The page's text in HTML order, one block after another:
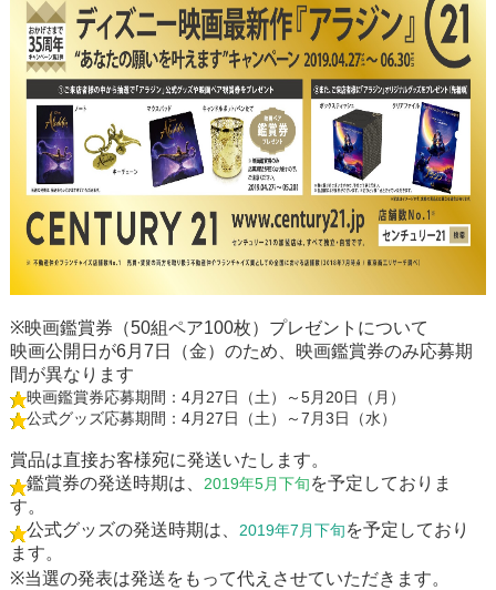
※映画鑑賞券（50組ペア100枚）プレゼントについて
映画公開日が6月7日（金）のため、映画鑑賞券のみ応募期
間が異なります
映画鑑賞券応募期間：4月27日（土）～5月20日（月）
公式グッズ応募期間：4月27日（土）～7月3日（水）
賞品は直接お客様宛に発送いたします。
鑑賞券の発送時期は、 2019年5月下旬を予定しておりま
す。
公式グッズの発送時期は、 2019年7月下旬を予定しており
ます。
※当選の発表は発送をもって代えさせていただきます。